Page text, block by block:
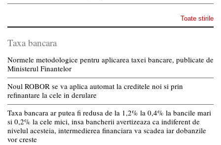
Toate stirile
Taxa bancara
Normele metodologice pentru aplicarea taxei bancare, publicate de
Ministerul Finantelor
Noul ROBOR se va aplica automat la creditele noi si prin
refinantare la cele in derulare
Taxa bancara ar putea fi redusa de la 1,2% la 0,4% la bancile mari
si 0,2% la cele mici, insa bancherii avertizeaza ca indiferent de
nivelul acesteia, intermedierea financiara va scadea iar dobanzile
vor creste